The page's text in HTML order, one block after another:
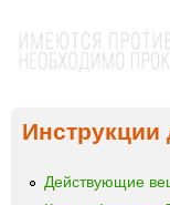
Инструкции
Действующие